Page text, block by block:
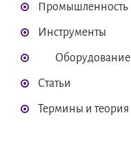
Промышленность
Инструменты
Оборудование
Статьи
Термины и теория